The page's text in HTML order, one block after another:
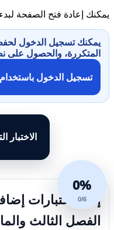
يمكنك إعادة فتح الصفحة
يمكنك تسجيل الدخول
المتكررة، والحصول على
تسجيل الدخول باستخدام Google
الاختبار
0%
0/6
إليك اختبارات
الفصل الثالث